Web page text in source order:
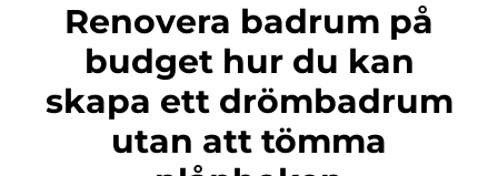
Renovera badrum på
budget hur du kan
skapa ett drömbadrum
utan att tömma